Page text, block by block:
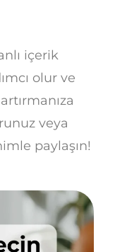
içerik
olur ve
veya
paylaşın!